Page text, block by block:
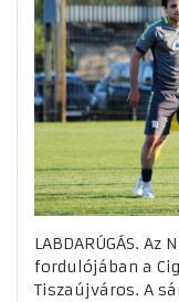
LABDARÚGÁS.
fordulójában a
Tiszaújváros. A